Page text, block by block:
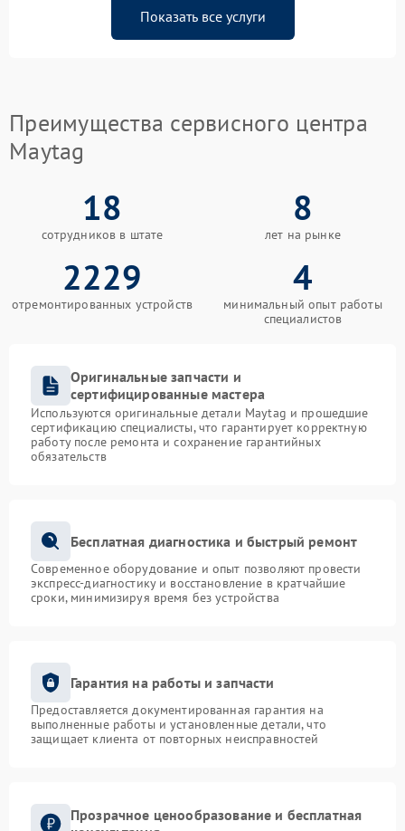
Показать все услуги
Преимущества сервисного центра
Maytag
18
сотрудников в штате
8
лет на рынке
2229
отремонтированных устройств
4
минимальный опыт работы
специалистов
Оригинальные запчасти и
сертифицированные мастера
Используются оригинальные детали Maytag и прошедшие
сертификацию специалисты, что гарантирует корректную
работу после ремонта и сохранение гарантийных
обязательств
Бесплатная диагностика и быстрый ремонт
Современное оборудование и опыт позволяют провести
экспресс-диагностику и восстановление в кратчайшие
сроки, минимизируя время без устройства
Гарантия на работы и запчасти
Предоставляется документированная гарантия на
выполненные работы и установленные детали, что
защищает клиента от повторных неисправностей
Прозрачное ценообразование и бесплатная